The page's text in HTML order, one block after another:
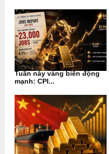
Tuần này vàng biến động
mạnh: CPI...